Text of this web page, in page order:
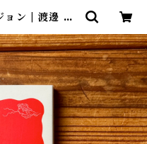
ョン | 渡邊 英